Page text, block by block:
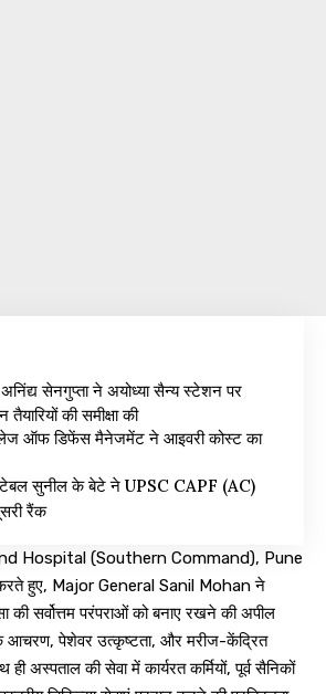
सेनगुप्ता ने अयोध्या सैन्य स्टेशन पर
की समीक्षा की
ऑफ डिफेंस मैनेजमेंट ने आइवरी कोस्ट का
सुनील के बेटे ने UPSC CAPF (AC)
रैंक
Hospital (Southern Command), Pune
हुए, Major General Sanil Mohan ने
की सर्वोत्तम परंपराओं को बनाए रखने की अपील
आचरण, पेशेवर उत्कृष्टता, और मरीज-केंद्रित
अस्पताल की सेवा में कार्यरत कर्मियों, पूर्व सैनिकों